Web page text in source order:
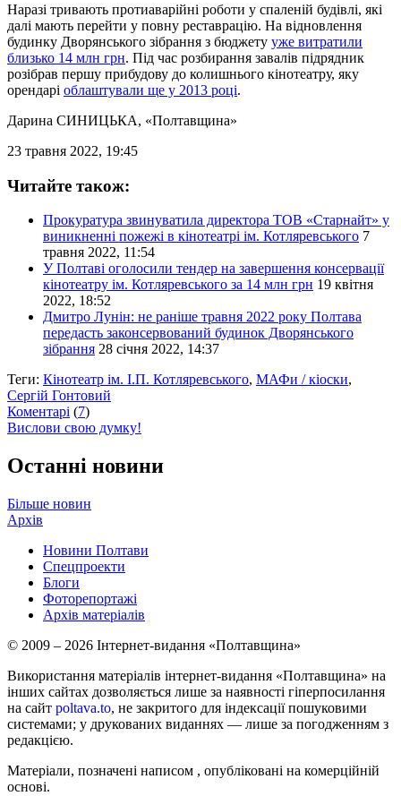
Наразі тривають протиаварійні роботи у спаленій будівлі, які
далі мають перейти у повну реставрацію. На відновлення
будинку Дворянського зібрання з бюджету уже витратили
близько 14 млн грн. Під час розбирання завалів підрядник
розібрав першу прибудову до колишнього кінотеатру, яку
орендарі облаштували ще у 2013 році.
Дарина СИНИЦЬКА, «Полтавщина»
23 травня 2022, 19:45
Читайте також:
Прокуратура звинуватила директора ТОВ «Старнайт» у
виникненні пожежі в кінотеатрі ім. Котляревського 7
травня 2022, 11:54
У Полтаві оголосили тендер на завершення консервації
кінотеатру ім. Котляревського за 14 млн грн 19 квітня
2022, 18:52
Дмитро Лунін: не раніше травня 2022 року Полтава
передасть законсервований будинок Дворянського
зібрання 28 січня 2022, 14:37
Теги: Кінотеатр ім. І.П. Котляревського, МАФи / кіоски,
Сергій Гонтовий
Коментарі (7)
Вислови свою думку!
Останні новини
Більше новин
Архів
Новини Полтави
Спецпроекти
Блоги
Фоторепортажі
Архів матеріалів
© 2009 – 2026 Інтернет-видання «Полтавщина»
Використання матеріалів інтернет-видання «Полтавщина» на
інших сайтах дозволяється лише за наявності гіперпосилання
на сайт poltava.to, не закритого для індексації пошуковими
системами; у друкованих виданнях — лише за погодженням з
редакцією.
Матеріали, позначені написом , опубліковані на комерційній
основі.